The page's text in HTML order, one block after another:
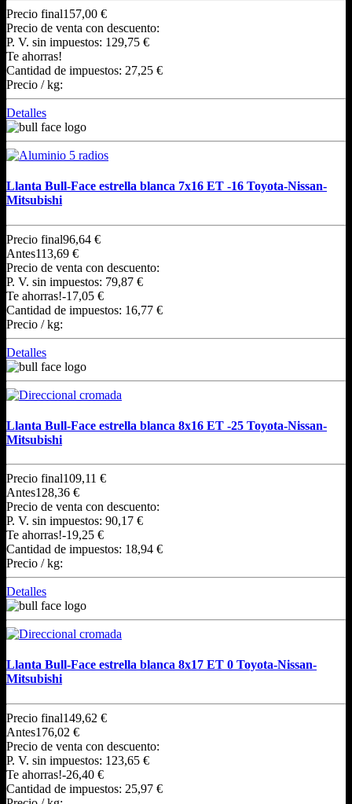
Precio final157,00 €
Precio de venta con descuento:
P. V. sin impuestos: 129,75 €
Te ahorras!
Cantidad de impuestos: 27,25 €
Precio / kg:
Detalles
Llanta Bull-Face estrella blanca 7x16 ET -16 Toyota-Nissan-
Mitsubishi
Precio final96,64 €
Antes113,69 €
Precio de venta con descuento:
P. V. sin impuestos: 79,87 €
Te ahorras!-17,05 €
Cantidad de impuestos: 16,77 €
Precio / kg:
Detalles
Llanta Bull-Face estrella blanca 8x16 ET -25 Toyota-Nissan-
Mitsubishi
Precio final109,11 €
Antes128,36 €
Precio de venta con descuento:
P. V. sin impuestos: 90,17 €
Te ahorras!-19,25 €
Cantidad de impuestos: 18,94 €
Precio / kg:
Detalles
Llanta Bull-Face estrella blanca 8x17 ET 0 Toyota-Nissan-
Mitsubishi
Precio final149,62 €
Antes176,02 €
Precio de venta con descuento:
P. V. sin impuestos: 123,65 €
Te ahorras!-26,40 €
Cantidad de impuestos: 25,97 €